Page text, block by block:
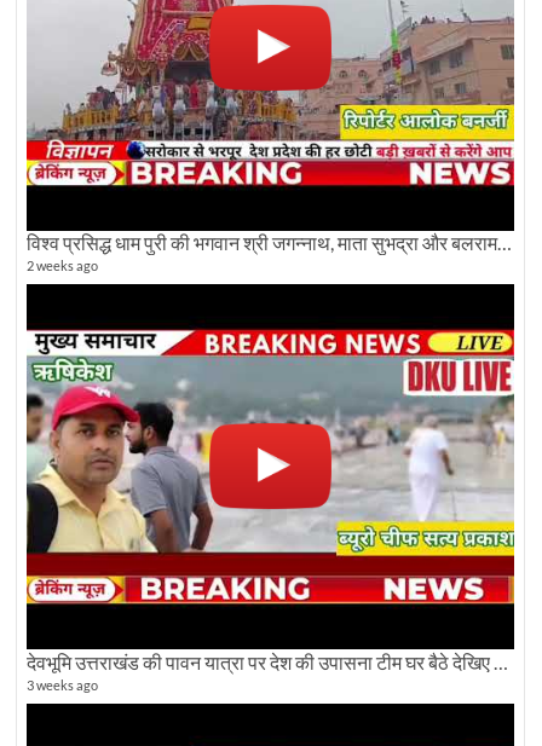
विश्व प्रसिद्ध धाम पुरी की भगवान श्री जगन्नाथ, माता सुभद्रा और बलराम जी की भव्य शोभा यात्रा देखिए
2 weeks ago
3 weeks ago